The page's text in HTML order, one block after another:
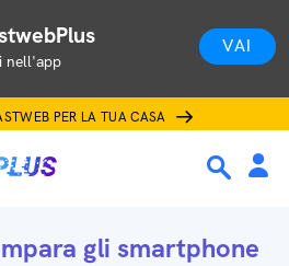
nell'app
VAI
PER LA TUA CASA
gli smartphone